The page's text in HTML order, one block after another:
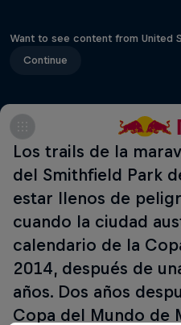
Want to see content from United
Continue
Los trails de la
del Smithfield Park
estar llenos de
cuando la ciudad
calendario de la
2014, después de
años. Dos años
Copa del Mundo de